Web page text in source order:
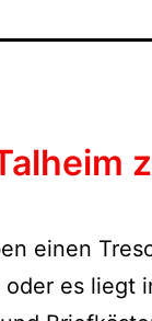
einen
es liegt